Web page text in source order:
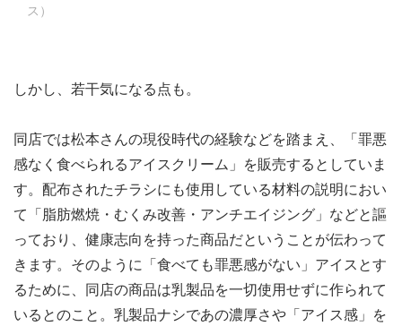
ス）
しかし、若干気になる点も。
同店では松本さんの現役時代の経験などを踏まえ、「罪悪
感なく食べられるアイスクリーム」を販売するとしていま
す。配布されたチラシにも使用している材料の説明におい
て「脂肪燃焼・むくみ改善・アンチエイジング」などと謳
っており、健康志向を持った商品だということが伝わって
きます。そのように「食べても罪悪感がない」アイスとす
るために、同店の商品は乳製品を一切使用せずに作られて
いるとのこと。乳製品ナシであの濃厚さや「アイス感」を